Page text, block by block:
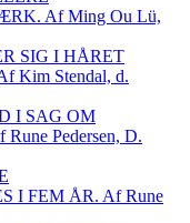
Af Ming Ou Lü,
SIG I HÅRET
Kim Stendal, d.
I SAG OM
Pedersen, D.
I FEM ÅR. Af Rune